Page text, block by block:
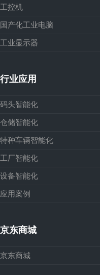
工控机
国产化工业电脑
工业显示器
行业应用
码头智能化
仓储智能化
特种车辆智能化
工厂智能化
设备智能化
应用案例
京东商城
京东商城